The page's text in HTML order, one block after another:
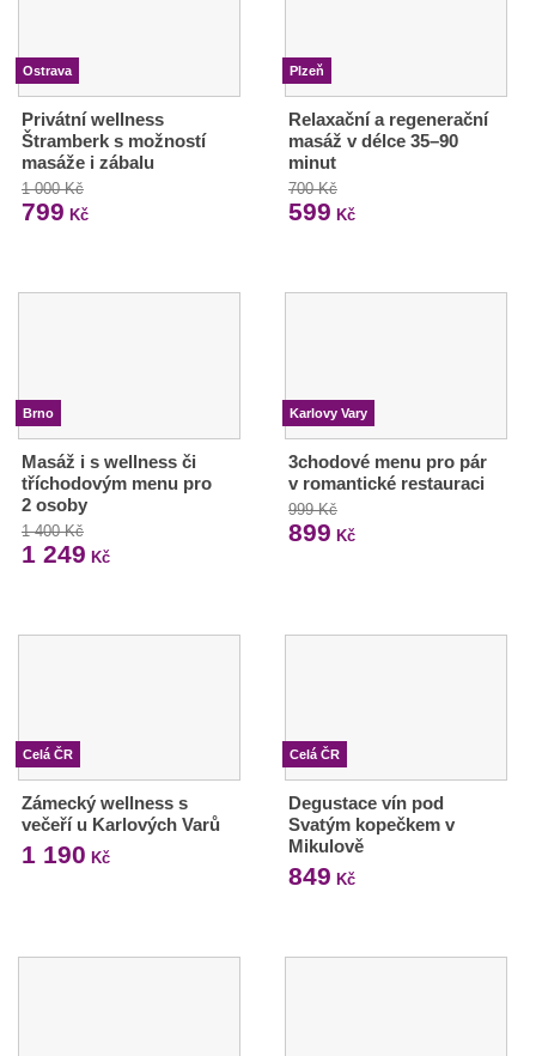
Ostrava
Privátní wellness
Štramberk s možností
masáže i zábalu
1 000 Kč
799 Kč
Plzeň
Relaxační a regenerační
masáž v délce 35–90
minut
700 Kč
599 Kč
Brno
Masáž i s wellness či
tříchodovým menu pro
2 osoby
1 400 Kč
1 249 Kč
Karlovy Vary
3chodové menu pro pár
v romantické restauraci
999 Kč
899 Kč
Celá ČR
Zámecký wellness s
večeří u Karlových Varů
1 190 Kč
Celá ČR
Degustace vín pod
Svatým kopečkem v
Mikulově
849 Kč